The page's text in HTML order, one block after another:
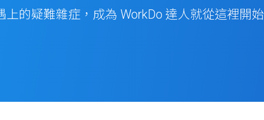
上的疑難雜症，成為 WorkDo 達人就從這裡開始